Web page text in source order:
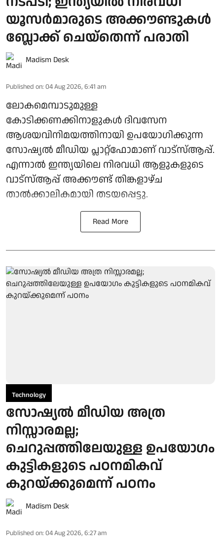
യൂസർമാരുടെ അക്കൗണ്ടുകൾ
ബ്ലോക്ക് ചെയ്തെന്ന് പരാതി
Madism Desk
Published on: 04 Aug 2026, 6:41 am
ലോകമെമ്പാടുമുള്ള
കോടിക്കണക്കിനാളുകൾ ദിവസേന
ആശയവിനിമയത്തിനായി ഉപയോ​ഗിക്കുന്ന
സോഷ്യൽ മീഡിയ പ്ലാറ്റ്ഫോമാണ് വാട്സ്ആപ്പ്.
എന്നാൽ ഇന്ത്യയിലെ നിരവധി ആളുകളുടെ
വാട്സ്ആപ്പ് അക്കൗണ്ട് തിങ്കളാഴ്ച
താൽക്കാലികമായി തടയപ്പെട്ടു.
Read More
Technology
സോഷ്യല്‍ മീഡിയ അത്ര
നിസ്സാരമല്ല;
ചെറുപ്പത്തിലേയുള്ള ഉപയോഗം
കുട്ടികളുടെ പഠനമികവ്
കുറയ്ക്കുമെന്ന് പഠനം
Madism Desk
Published on: 04 Aug 2026, 6:27 am